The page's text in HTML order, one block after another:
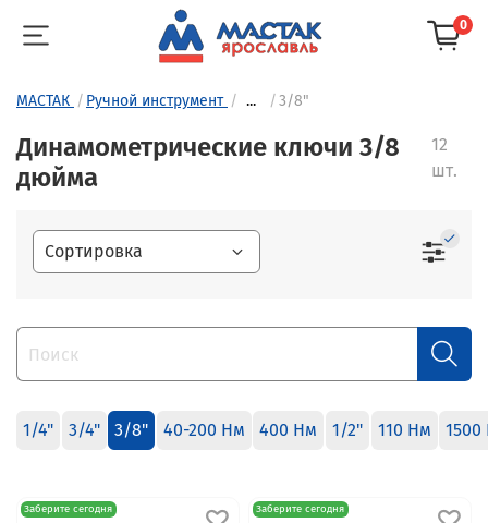
0
МАСТАК Ручной инструмент ... 3/8"
Динамометрические ключи 3/8
дюйма
12
шт.
1/4" 3/4" 3/8" 40-200 Нм 400 Нм 1/2" 110 Нм
Заберите сегодня
Заберите сегодня